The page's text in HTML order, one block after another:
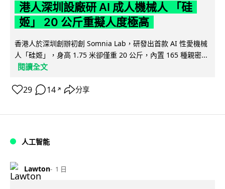
港人深圳設廠研 AI 成人機械人 「硅
姬」 20 公斤重擬人度極高
香港人於深圳創辦初創 Somnia Lab，研發出首款 AI 性愛機械
人「硅姬」，身高 1.75 米卻僅重 20 公斤，內置 165 種親密...
閱讀全文
29 14 ↗ 分享
人工智能
Lawton 1 日